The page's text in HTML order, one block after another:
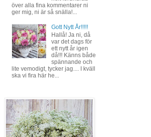
över alla fina kommentarer ni
ger mig, ni är så snälla!...
Gott Nytt År!!!!!
Hallå! Ja ni, då
var det dags för
ett nytt år igen
då!!! Känns både
spännande och
lite vemodigt, tycker jag.... I kväll
ska vi fira här he...